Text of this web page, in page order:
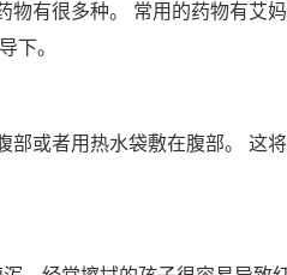
物有很多种。 常用的药物有艾
下。
部或者用热水袋敷在腹部。 这